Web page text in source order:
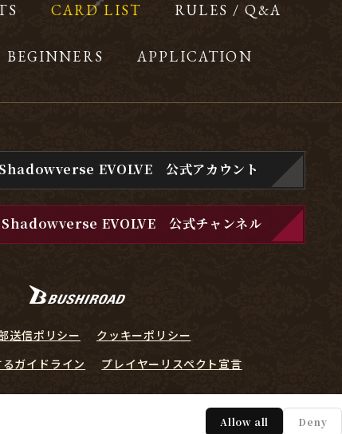
Allow all Deny
CARD LIST RULES / Q&A
BEGINNERS APPLICATION
Shadowverse EVOLVE 公式アカウント
Shadowverse EVOLVE公式チャンネル
送信ポリシー
クッキーポリシー
ガイドライン
プレイヤーリスペクト宣言